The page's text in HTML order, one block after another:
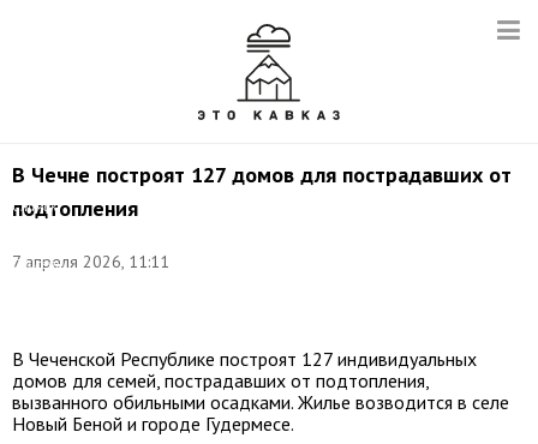
В Чечне построят 127 домов для пострадавших от
подтопления
7 апреля 2026, 11:11
©
Снимок
Соцсети
В Чеченской Республике построят 127 индивидуальных
домов для семей, пострадавших от подтопления,
вызванного обильными осадками. Жилье возводится в селе
Новый Беной и городе Гудермесе.